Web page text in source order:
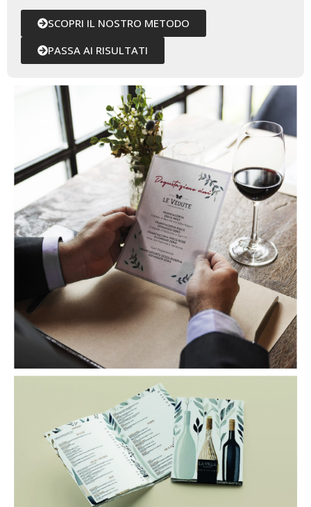
SCOPRI IL NOSTRO METODO
PASSA AI RISULTATI